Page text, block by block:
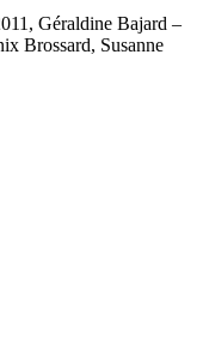
Géraldine Bajard –
Brossard, Susanne